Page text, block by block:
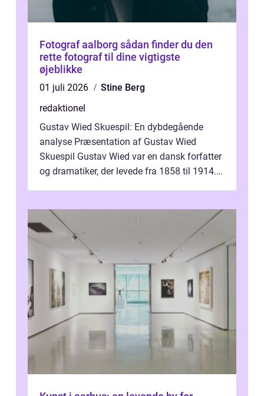
Fotograf aalborg sådan finder du den
rette fotograf til dine vigtigste
øjeblikke
01 juli 2026
Stine Berg
redaktionel
Gustav Wied Skuespil: En dybdegående
analyse Præsentation af Gustav Wied
Skuespil Gustav Wied var en dansk forfatter
og dramatiker, der levede fra 1858 til 1914.